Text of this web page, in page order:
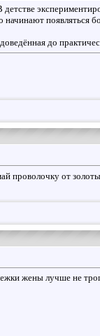
начинают появляться
до
проволочку от
жены лучше не